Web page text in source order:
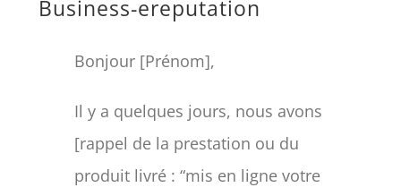
Business-ereputation
Bonjour [Prénom],
Il y a quelques jours, nous avons
[rappel de la prestation ou du
produit livré : “mis en ligne votre